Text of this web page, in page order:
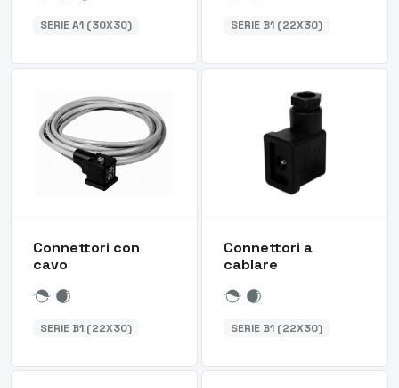
SERIE A1 (30X30) SERIE B1 (22X30)
Connettori con
cavo
SERIE B1 (22X30)
Connettori a
cablare
SERIE B1 (22X30)